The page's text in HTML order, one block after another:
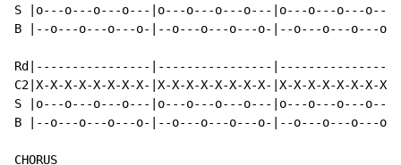
S |o---o---o---o---|o---o---o---o---|o---o---o---
B |--o---o---o---o-|--o---o---o---o-|--o---o---o---
Rd|----------------|----------------|----------------
C2|X-X-X-X-X-X-X-X-|X-X-X-X-X-X-X-X-|X-X-X-X-X-X-X-
S |o---o---o---o---|o---o---o---o---|o---o---o---
B |--o---o---o---o-|--o---o---o---o-|--o---o---o---
CHORUS